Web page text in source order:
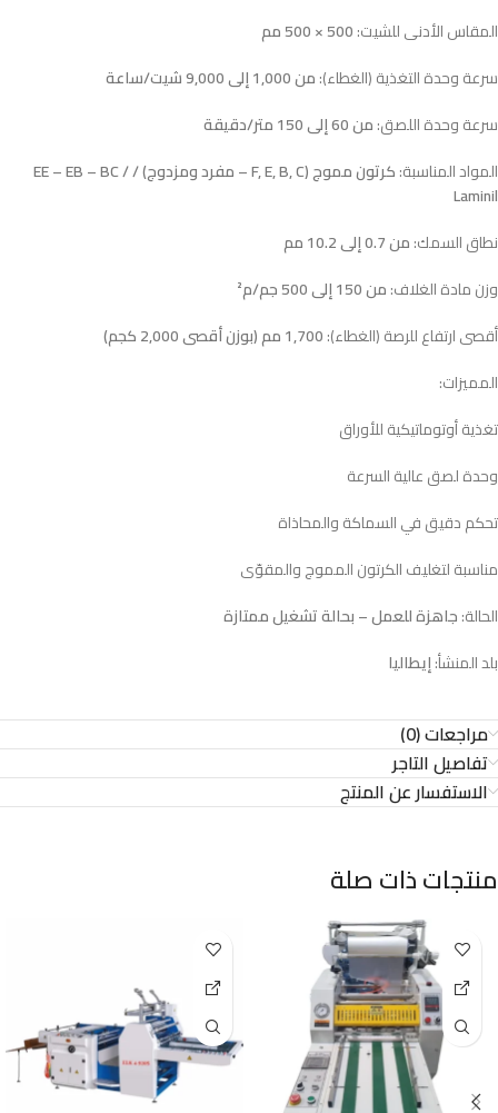
المقاس الأدنى للشيت:500 × 500 مم
سرعة وحدة التغذية (الغطاء):من 1,000 إلى 9,000 شيت/ساعة
سرعة وحدة اللصق:من 60 إلى 150 متر/دقيقة
المواد المناسبة:
كرتون مموج (F, E, B, C – مفرد ومزدوج) / EE – EB – BC /
Laminil
نطاق السمك:من 0.7 إلى 10.2 مم
وزن مادة الغلاف:من 150 إلى 500 جم/م²
أقصى ارتفاع للرصة (الغطاء):1,700 مم (بوزن أقصى 2,000 كجم)
المميزات:
تغذية أوتوماتيكية للأوراق
وحدة لصق عالية السرعة
تحكم دقيق في السماكة والمحاذاة
مناسبة لتغليف الكرتون المموج والمقوّى
الحالة:جاهزة للعمل – بحالة تشغيل ممتازة
بلد المنشأ:إيطاليا
مراجعات (0)
تفاصيل التاجر
الاستفسار عن المنتج
منتجات ذات صلة